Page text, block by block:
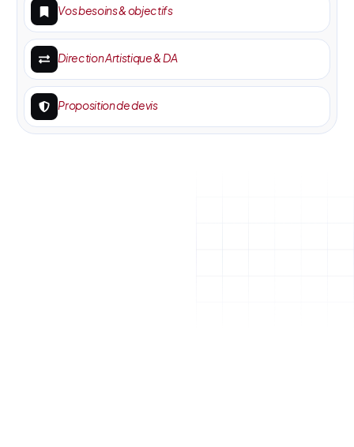
Vos besoins & objectifs
Direction Artistique & DA
Proposition de devis